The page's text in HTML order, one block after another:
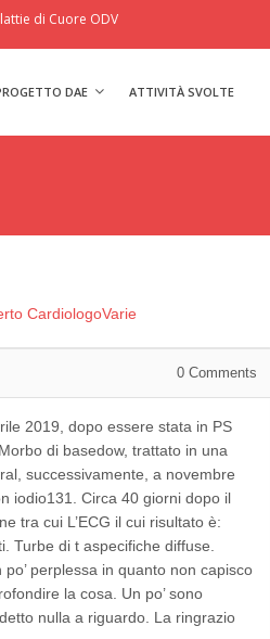
di Cuore ODV
DAE ATTIVITÀ SVOLTE
CardiologoVarie
0 Comments
2019, dopo essere stata in PS
di basedow, trattato in una
successivamente, a novembre
iodio131. Circa 40 giorni dopo il
tra cui L’ECG il cui risultato è:
Turbe di t aspecifiche diffuse.
in quanto non capisco
la cosa. Un po’ sono
nulla a riguardo. La ringrazio